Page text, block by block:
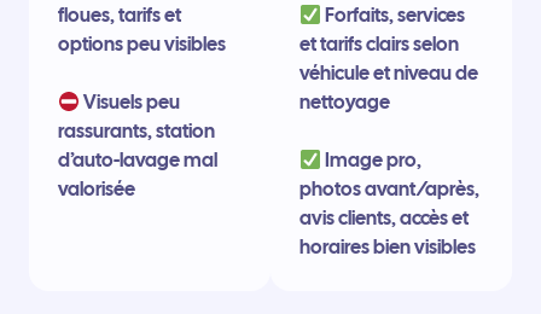
floues, tarifs et
options peu visibles
Visuels peu
rassurants, station
d’auto-lavage mal
valorisée
Forfaits, services
et tarifs clairs selon
véhicule et niveau de
nettoyage
Image pro,
photos avant/après,
avis clients, accès et
horaires bien visibles